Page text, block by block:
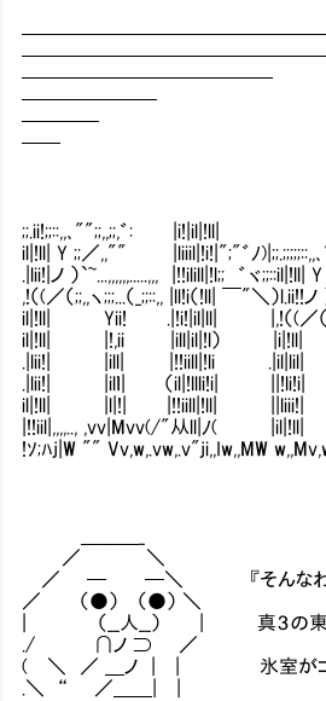
━━━━━━━━━━━━━
━━━━━━━
━━━━
━━
;;.ii!;;::,,､"";;,,;;,゛:
il|!ll| Y ;;／,,"" |liiil|!i!|";"゛ﾉ
.|lii!|ノ ）`~...,,,,,,.....,,, |!!ilill|!l;; ゛
,!（(／（;;,,ヽ;;;...（_;;::,, |ll!i（!ll| ￣"＼
il|!ll| Yii! .|!i!|il|ll| |,!（(／（;;,,
il|!ll| |!,ii |ill|il|!l） |i|!ll| `（
.|lii!| |ill| |!!iill|!li .|il|lil| （;;,,ヽ
.|lii!| |ilｌ| （il|!llli!i|
il|!ll| |l|!| |!!iill|!ll|
|!!iil|,,,,.., ,vv|Mvv(/"从ll|ﾉ(
!ｿ;ﾊj|W "" Vv,w,.vw,.v"ji,,Iw,,MW
／ ＼
／ ─ ─＼ 『そんなわけで、
／ （●） （●） ＼
| （__人__） | 真３の東京受
./ ∩ノ ⊃ ／
( ＼ ／ ＿ノ | | 氷室がゴリオシ
.＼ “ ／＿＿| |